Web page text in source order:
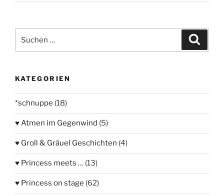
nach:
KATEGORIEN
*schnuppe (18)
♥ Atmen im Gegenwind (5)
♥ Groll & Gräuel Geschichten (4)
♥ Princess meets … (13)
♥ Princess on stage (62)